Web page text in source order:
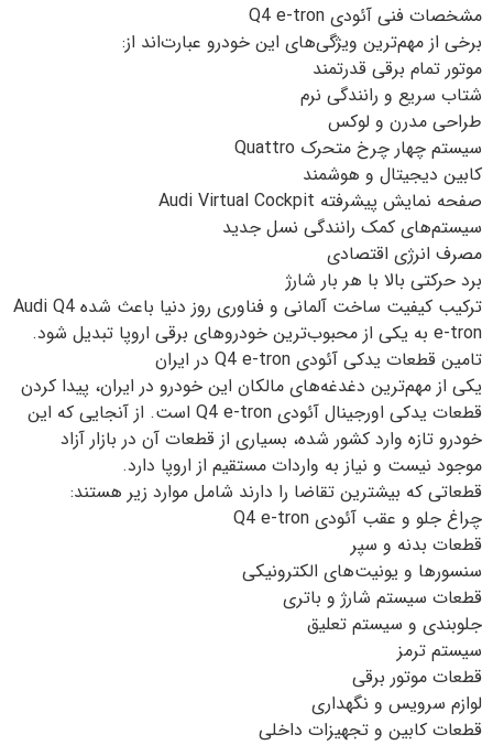
مشخصات فنی آئودی Q4 e-tron
برخی از مهم‌ترین ویژگی‌های این خودرو عبارت‌اند از:
موتور تمام برقی قدرتمند
شتاب سریع و رانندگی نرم
طراحی مدرن و لوکس
سیستم چهار چرخ متحرک Quattro
کابین دیجیتال و هوشمند
صفحه نمایش پیشرفته Audi Virtual Cockpit
سیستم‌های کمک رانندگی نسل جدید
مصرف انرژی اقتصادی
برد حرکتی بالا با هر بار شارژ
ترکیب کیفیت ساخت آلمانی و فناوری روز دنیا باعث شده Audi Q4
e-tron به یکی از محبوب‌ترین خودروهای برقی اروپا تبدیل شود.
تامین قطعات یدکی آئودی Q4 e-tron در ایران
یکی از مهم‌ترین دغدغه‌های مالکان این خودرو در ایران، پیدا کردن
قطعات یدکی اورجینال آئودی Q4 e-tron است. از آنجایی که این
خودرو تازه وارد کشور شده، بسیاری از قطعات آن در بازار آزاد
موجود نیست و نیاز به واردات مستقیم از اروپا دارد.
قطعاتی که بیشترین تقاضا را دارند شامل موارد زیر هستند:
چراغ جلو و عقب آئودی Q4 e-tron
قطعات بدنه و سپر
سنسورها و یونیت‌های الکترونیکی
قطعات سیستم شارژ و باتری
جلوبندی و سیستم تعلیق
سیستم ترمز
قطعات موتور برقی
لوازم سرویس و نگهداری
قطعات کابین و تجهیزات داخلی